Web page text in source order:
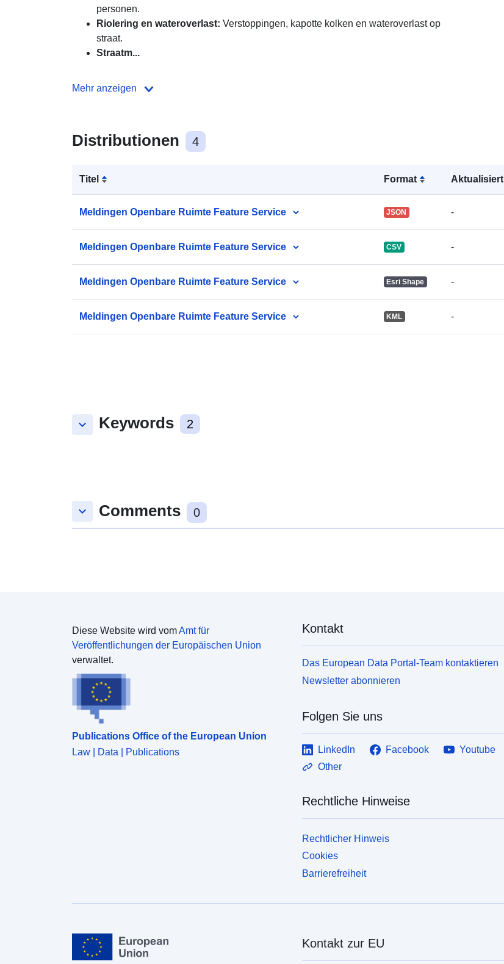
personen.
Riolering en wateroverlast: Verstoppingen, kapotte kolken en wateroverlast op
straat.
Straatm...
Mehr anzeigen
Distributionen 4
Titel Format Aktualisiert
Meldingen Openbare Ruimte Feature Service JSON -
Meldingen Openbare Ruimte Feature Service CSV -
Meldingen Openbare Ruimte Feature Service Esri Shape -
Meldingen Openbare Ruimte Feature Service KML -
keyboard_arrow_down Keywords 2
keyboard_arrow_down Comments 0
Diese Website wird vomAmt für
Veröffentlichungen der Europäischen Union
verwaltet.
Publications Office of the European Union
Law | Data | Publications
Kontakt
Das European Data Portal-Team kontaktieren
Newsletter abonnieren
Folgen Sie uns
LinkedIn Facebook
Youtube
Other
Rechtliche Hinweise
Rechtlicher Hinweis
Cookies
Barrierefreiheit
Kontakt zur EU